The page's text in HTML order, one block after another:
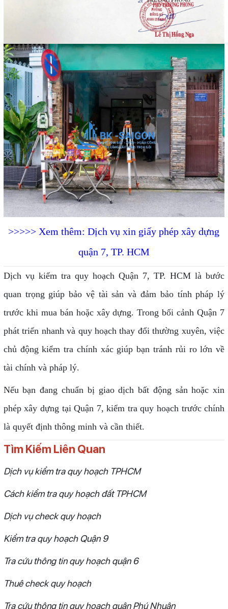
>>>>> Xem thêm: Dịch vụ xin giấy phép xây dựng
quận 7, TP. HCM
Dịch vụ kiểm tra quy hoạch Quận 7, TP. HCM là bước
quan trọng giúp bảo vệ tài sản và đảm bảo tính pháp lý
trước khi mua bán hoặc xây dựng. Trong bối cảnh Quận 7
phát triển nhanh và quy hoạch thay đổi thường xuyên, việc
chủ động kiểm tra chính xác giúp bạn tránh rủi ro lớn về
tài chính và pháp lý.
Nếu bạn đang chuẩn bị giao dịch bất động sản hoặc xin
phép xây dựng tại Quận 7, kiểm tra quy hoạch trước chính
là quyết định thông minh và cần thiết.
Tìm Kiếm Liên Quan
Dịch vụ kiểm tra quy hoạch TPHCM
Cách kiểm tra quy hoạch đất TPHCM
Dịch vụ check quy hoạch
Kiểm tra quy hoạch Quận 9
Tra cứu thông tin quy hoạch quận 6
Thuê check quy hoạch
Tra cứu thông tin quy hoạch quận Phú Nhuận